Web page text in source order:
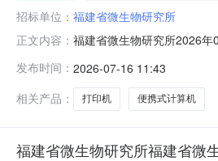
招标单位： 福建省微生物研究所
正文内容： 福建省微生物研究所2026
量:1.0000台主要功能或目
发布时间： 2026-07-16 11:43
相关产品：
打印机 便携式计算机
福建省微生物研究所福建省微